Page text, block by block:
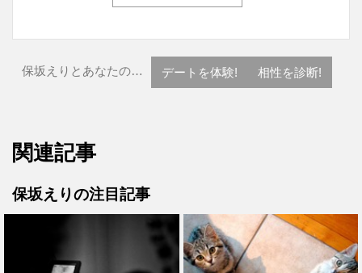
保坂えりとあなたの… デートを体験! 相性を診断!
関連記事
保坂えりの注目記事